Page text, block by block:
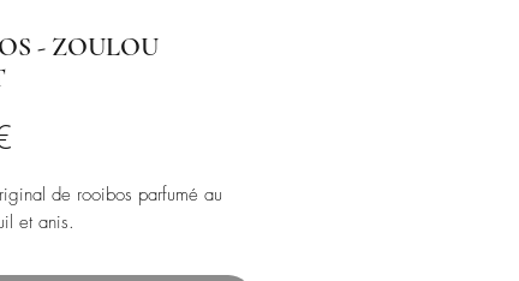
- ZOULOU
de rooibos parfumé au
et anis.